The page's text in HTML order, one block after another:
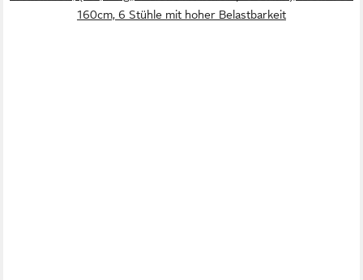
160cm, 6 Stühle mit hoher Belastbarkeit